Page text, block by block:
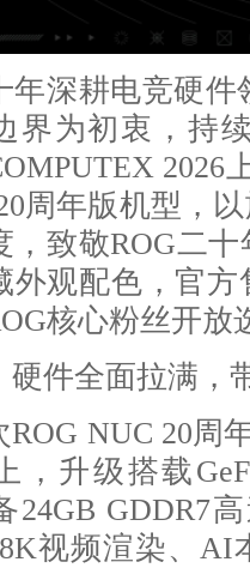
耕电竞硬件
界为初衷，持
2026
周年版机型，
，致敬ROG二
外观配色，官
核心粉丝开放
全面拉满，
NUC 20周年
，升级搭载
24GB GDDR7
视频渲染、AI